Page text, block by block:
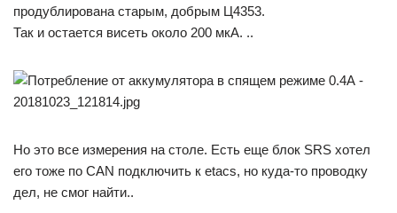
продублирована старым, добрым Ц4353.
Так и остается висеть около 200 мкА. ..
Но это все измерения на столе. Есть еще блок SRS хотел
его тоже по CAN подключить к etacs, но куда-то проводку
дел, не смог найти..